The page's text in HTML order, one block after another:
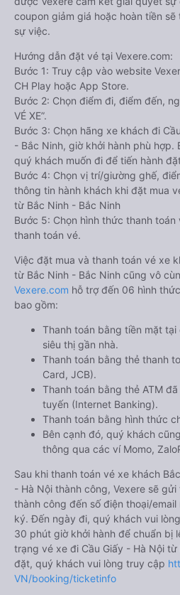
coupon giảm giá hoặc hoàn tiền
sự việc.
Hướng dẫn đặt vé tại Vexere.com:
Bước 1: Truy cập vào website
CH Play hoặc App Store.
Bước 2: Chọn điểm đi, điểm đến,
VÉ XE”.
Bước 3: Chọn hãng xe khách đi
- Bắc Ninh, giờ khởi hành phù hợp.
quý khách muốn đi để tiến hành
Bước 4: Chọn vị trí/giường ghế,
thông tin hành khách khi đặt mua
từ Bắc Ninh - Bắc Ninh
Bước 5: Chọn hình thức thanh
thanh toán vé.
Việc đặt mua và thanh toán vé xe
từ Bắc Ninh - Bắc Ninh cũng vô
Vexere.com hỗ trợ đến 06 hình
bao gồm:
Thanh toán bằng tiền mặt
siêu thị gần nhà.
Thanh toán bằng thẻ thanh
Card, JCB).
Thanh toán bằng thẻ ATM
tuyến (Internet Banking).
Thanh toán bằng hình thức
Bên cạnh đó, quý khách
thông qua các ví Momo,
Sau khi thanh toán vé xe khách
- Hà Nội thành công, Vexere sẽ
thành công đến số điện thoại/
ký. Đến ngày đi, quý khách vui
30 phút giờ khởi hành để chuẩn bị
trạng vé xe đi Cầu Giấy - Hà Nội
đặt, quý khách vui lòng truy cập
VN/booking/ticketinfo